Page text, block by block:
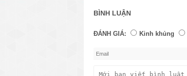
BÌNH LUẬN
ĐÁNH GIÁ: Kinh khủng